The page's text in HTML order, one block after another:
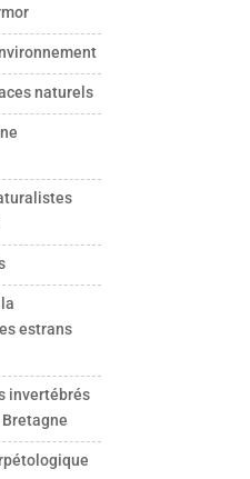
naturels
estrans
invertébrés